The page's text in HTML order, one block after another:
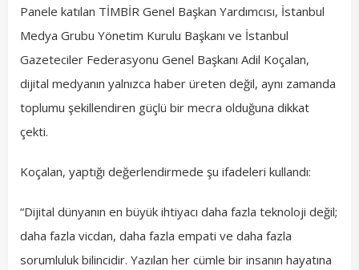
Panele katılan TİMBİR Genel Başkan Yardımcısı, İstanbul
Medya Grubu Yönetim Kurulu Başkanı ve İstanbul
Gazeteciler Federasyonu Genel Başkanı Adil Koçalan,
dijital medyanın yalnızca haber üreten değil, aynı zamanda
toplumu şekillendiren güçlü bir mecra olduğuna dikkat
çekti.
Koçalan, yaptığı değerlendirmede şu ifadeleri kullandı:
“Dijital dünyanın en büyük ihtiyacı daha fazla teknoloji değil;
daha fazla vicdan, daha fazla empati ve daha fazla
sorumluluk bilincidir. Yazılan her cümle bir insanın hayatına